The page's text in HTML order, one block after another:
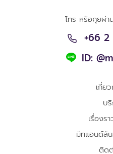
โทร หรือคุยผ่า
+66
ID:
เกี่ย
บ
เรื่องร
มีทแอนด์ลั
ติด